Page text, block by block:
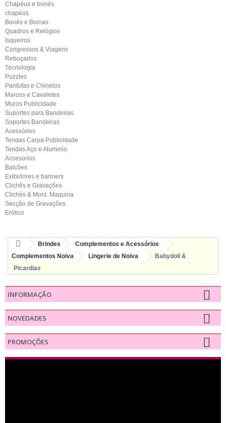
Chapéus e bonés
chapéus
Bonés e Boinas
Quadros e Relógios
Isqueiros
Congressos & Viagens
Rebuçados
Tecnologia
Puzzles
Pantufas e Chinelos
Marcos e Cavaletes
Muros Publicidade
Suportes para Bandeiras
Soportes Bandeiras
Acessórios
Tendas Carpa Publicidade
Tendas Aço e Aluminio
Accesorios
Balcões
Exibidores e banners
Clichês e Gravações
Clichés & Mont. Maquina
Secção de Gravações
Erótico
Brindes
Complementos e Acessórios
Complementos Noiva
Lingerie de Noiva
Babydoll &
Picardias
INFORMAÇÃO
NOVEDADES
PROMOÇÕES